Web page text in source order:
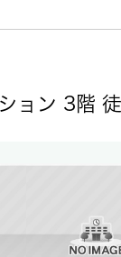
ョン 3階